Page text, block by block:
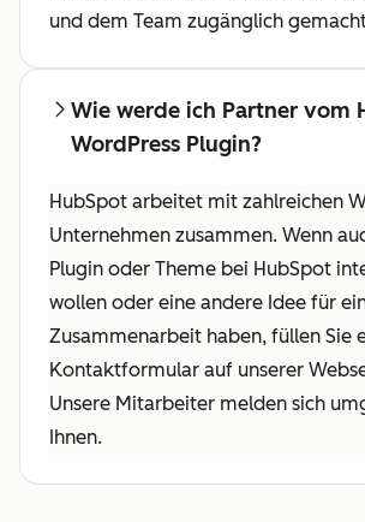
und dem Team zugänglich
Wie werde ich Partner vom
WordPress Plugin?
HubSpot arbeitet mit zahlreichen
Unternehmen zusammen. Wenn
Plugin oder Theme bei HubSpot
wollen oder eine andere Idee für
Zusammenarbeit haben, füllen Sie
Kontaktformular auf unserer
Unsere Mitarbeiter melden sich
Ihnen.